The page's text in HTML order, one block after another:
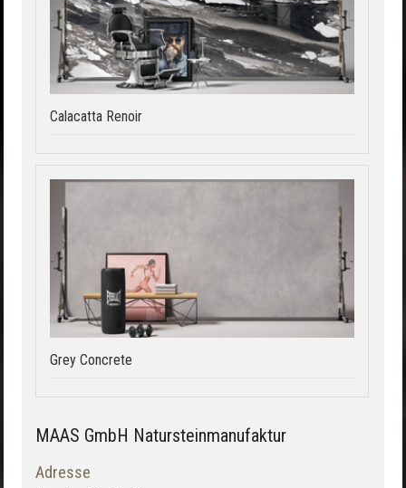
Calacatta Renoir
Grey Concrete
MAAS GmbH Natursteinmanufaktur
Adresse